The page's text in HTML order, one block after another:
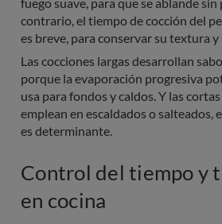
contrario, el tiempo de cocción del
es breve, para conservar su textura
Las cocciones largas desarrollan
porque la evaporación progresiva
usa para fondos y caldos. Y las
emplean en escaldados o salteados,
es determinante.
Control del tiempo y
en cocina